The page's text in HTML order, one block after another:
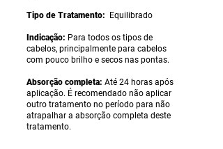
Tipo de Tratamento: Equilibrado
Indicação: Para todos os tipos de
cabelos, principalmente para cabelos
com pouco brilho e secos nas pontas.
Absorção completa: Até 24 horas após
aplicação. É recomendado não aplicar
outro tratamento no período para não
atrapalhar a absorção completa deste
tratamento.